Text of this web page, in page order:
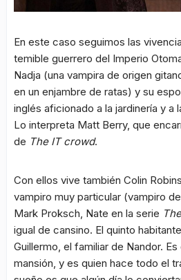
En este caso seguimos las
temible guerrero del Imperio
Nadja (una vampira de origen
en un enjambre de ratas) y su
inglés aficionado a la jardinería y a
Lo interpreta Matt Berry, que
de The IT crowd.
Con ellos vive también Colin
vampiro muy particular (vampiro
Mark Proksch, Nate en la serie
igual de cansino. El quinto
Guillermo, el familiar de Nandor.
mansión, y es quien hace todo el